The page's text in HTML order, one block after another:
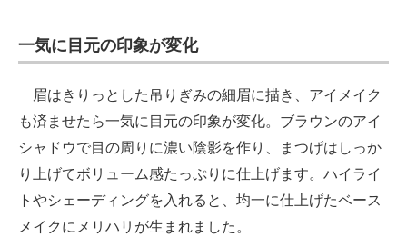
一気に目元の印象が変化
眉はきりっとした吊りぎみの細眉に描き、アイメイク
も済ませたら一気に目元の印象が変化。ブラウンのアイ
シャドウで目の周りに濃い陰影を作り、まつげはしっか
り上げてボリューム感たっぷりに仕上げます。ハイライ
トやシェーディングを入れると、均一に仕上げたベース
メイクにメリハリが生まれました。